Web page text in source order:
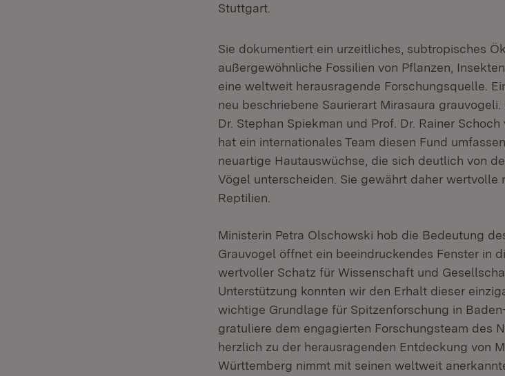
Stuttgart.
Sie dokumentiert ein urzeitliches, subtropisches
außergewöhnliche Fossilien von Pflanzen,
eine weltweit herausragende Forschungsquelle.
neu beschriebene Saurierart Mirasaura
Dr. Stephan Spiekman und Prof. Dr. Rainer
hat ein internationales Team diesen Fund
neuartige Hautauswüchse, die sich deutlich von
Vögel unterscheiden. Sie gewährt daher wertvolle
Reptilien.
Ministerin Petra Olschowski hob die Bedeutung
Grauvogel öffnet ein beeindruckendes Fenster in
wertvoller Schatz für Wissenschaft und
Unterstützung konnten wir den Erhalt dieser
wichtige Grundlage für Spitzenforschung in
gratuliere dem engagierten Forschungsteam des
herzlich zu der herausragenden Entdeckung von
Württemberg nimmt mit seinen weltweit